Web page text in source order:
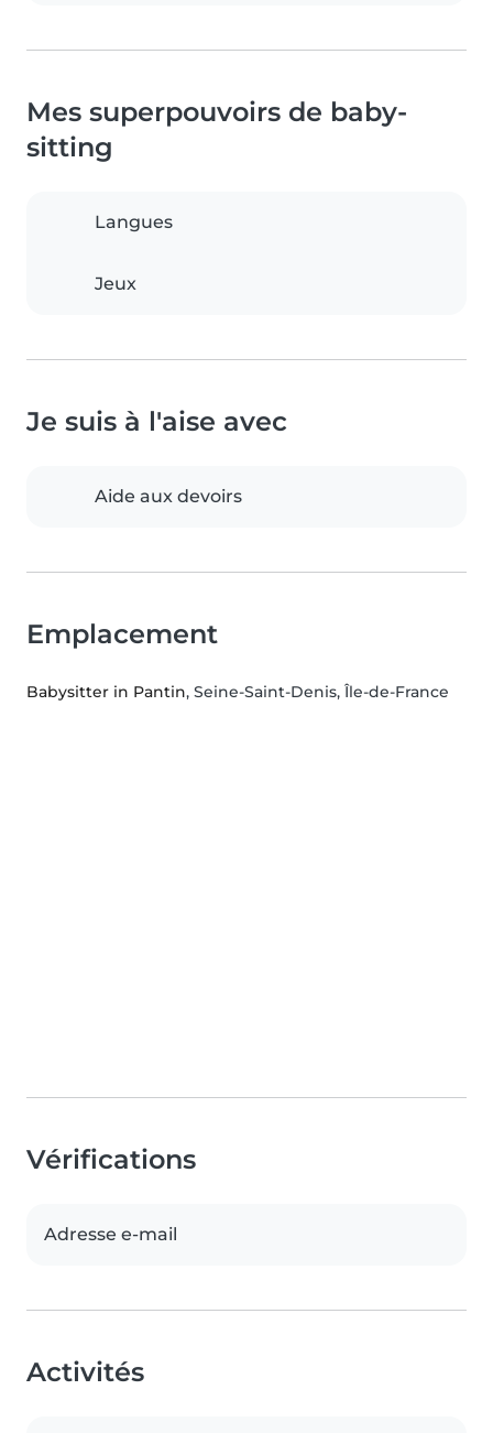
Mes superpouvoirs de baby-
sitting
Langues
Jeux
Je suis à l'aise avec
Aide aux devoirs
Emplacement
Babysitter in Pantin, Seine-Saint-Denis, Île-de-France
Vérifications
Adresse e-mail
Activités